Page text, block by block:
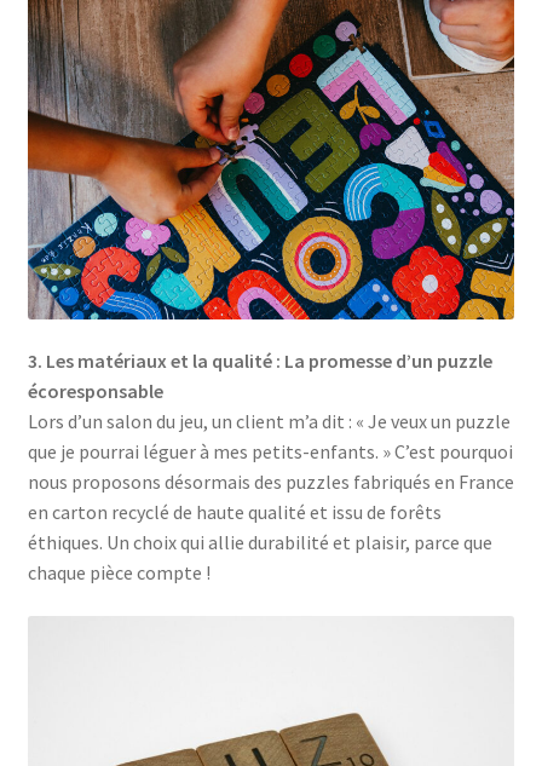
3. Les matériaux et la qualité : La promesse d’un puzzle
écoresponsable
Lors d’un salon du jeu, un client m’a dit : « Je veux un puzzle
que je pourrai léguer à mes petits-enfants. » C’est pourquoi
nous proposons désormais des puzzles fabriqués en France
en carton recyclé de haute qualité et issu de forêts
éthiques. Un choix qui allie durabilité et plaisir, parce que
chaque pièce compte !